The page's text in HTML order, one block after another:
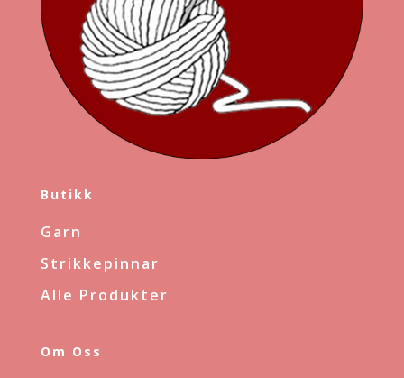
Butikk
Garn
Strikkepinnar
Alle Produkter
Om Oss